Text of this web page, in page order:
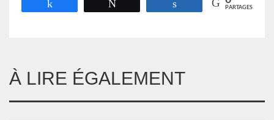
Partagez
PARTAGES
À LIRE ÉGALEMENT